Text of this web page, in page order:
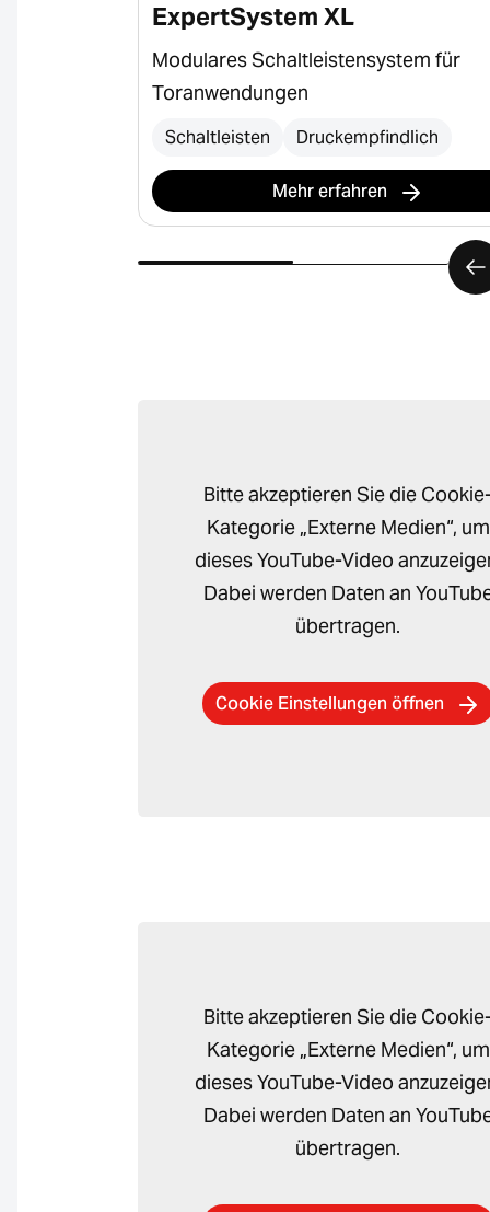
ExpertSystem XL
Modulares Schaltleistensystem für
Toranwendungen
Schaltleisten Druckempfindlich
Mehr erfahren
Bitte akzeptieren Sie die
Kategorie „Externe Medien“, um
dieses YouTube-Video
Dabei werden Daten an
übertragen.
Cookie Einstellungen öffnen
Bitte akzeptieren Sie die
Kategorie „Externe Medien“, um
dieses YouTube-Video
Dabei werden Daten an
übertragen.